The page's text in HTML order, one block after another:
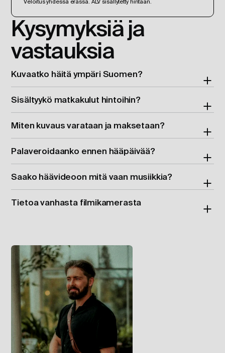
Veloitus yhdessä erässä. ALV sisällytetty hintaan.
Kysymyksiä ja
vastauksia
Kuvaatko häitä ympäri Suomen?
Sisältyykö matkakulut hintoihin?
Miten kuvaus varataan ja maksetaan?
Palaveroidaanko ennen hääpäivää?
Saako häävideoon mitä vaan musiikkia?
Tietoa vanhasta filmikamerasta